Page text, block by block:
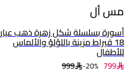
مس أل
أسورة بسلسلة شكل زهرة ذهب عيار
18 قيراط مزينة باللؤلؤ والألماس
للأطفال
999 20%- 799